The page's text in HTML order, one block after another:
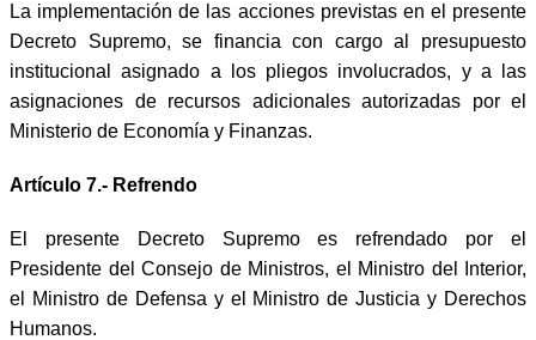
La implementación de las acciones previstas en el presente
Decreto Supremo, se financia con cargo al presupuesto
institucional asignado a los pliegos involucrados, y a las
asignaciones de recursos adicionales autorizadas por el
Ministerio de Economía y Finanzas.
Artículo 7.- Refrendo
El presente Decreto Supremo es refrendado por el
Presidente del Consejo de Ministros, el Ministro del Interior,
el Ministro de Defensa y el Ministro de Justicia y Derechos
Humanos.